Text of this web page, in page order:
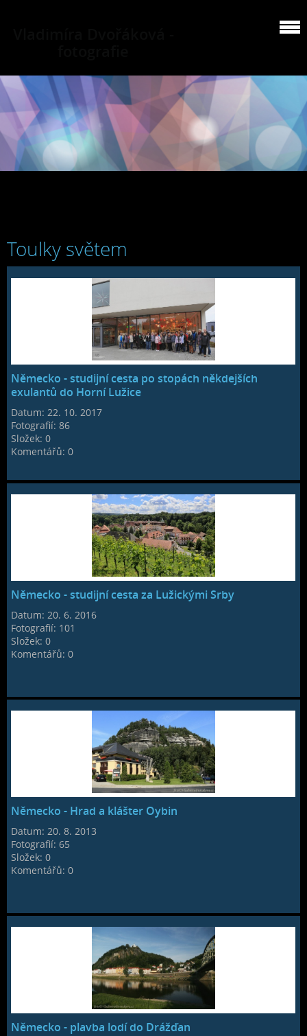
Toulky světem
Německo - studijní cesta po stopách někdejších
exulantů do Horní Lužice
Datum: 22. 10. 2017
Fotografií:86
Složek:0
Komentářů:0
Německo - studijní cesta za Lužickými Srby
Datum:20. 6. 2016
Fotografií: 101
Složek:0
Komentářů:0
Německo - Hrad a klášter Oybin
Datum:20. 8. 2013
Fotografií:65
Složek:0
Komentářů:0
Německo - plavba lodí do Drážďan